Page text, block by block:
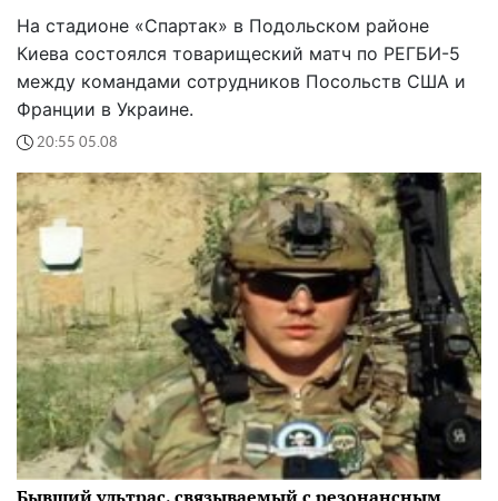
На стадионе «Спартак» в Подольском районе
Киева состоялся товарищеский матч по РЕГБИ-5
между командами сотрудников Посольств США и
Франции в Украине.
20:55 05.08